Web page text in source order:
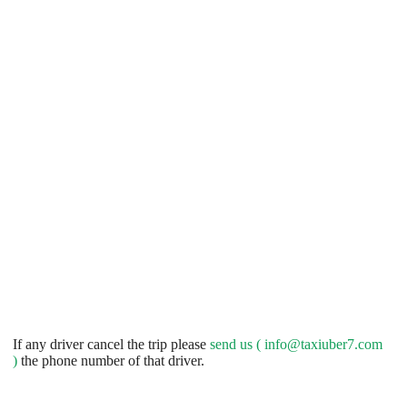
If any driver cancel the trip please send us ( info@taxiuber7.com
) the phone number of that driver.